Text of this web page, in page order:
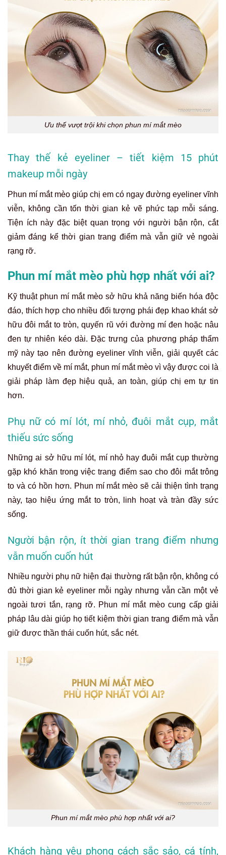
Ưu thế vượt trội khi chọn phun mí mắt mèo
Thay thế kẻ eyeliner – tiết kiệm 15 phút
makeup mỗi ngày
Phun mí mắt mèo giúp chị em có ngay đường eyeliner vĩnh
viễn, không cần tốn thời gian kẻ vẽ phức tạp mỗi sáng.
Tiện ích này đặc biệt quan trọng với người bận rộn, cắt
giảm đáng kể thời gian trang điểm mà vẫn giữ vẻ ngoài
rạng rỡ.
Phun mí mắt mèo phù hợp nhất với ai?
Kỹ thuật phun mí mắt mèo sở hữu khả năng biến hóa độc
đáo, thích hợp cho nhiều đối tượng phái đẹp khao khát sở
hữu đôi mắt to tròn, quyến rũ với đường mí đen hoặc nâu
đen tự nhiên kéo dài. Đặc trưng của phương pháp thẩm
mỹ này tạo nên đường eyeliner vĩnh viễn, giải quyết các
khuyết điểm về mí mắt, phun mí mắt mèo vì vậy được coi là
giải pháp làm đẹp hiệu quả, an toàn, giúp chị em tự tin
hơn.
Phụ nữ có mí lót, mí nhỏ, đuôi mắt cụp, mắt
thiếu sức sống
Những ai sở hữu mí lót, mí nhỏ hay đuôi mắt cụp thường
gặp khó khăn trong việc trang điểm sao cho đôi mắt trông
to và có hồn hơn. Phun mí mắt mèo sẽ cải thiện tình trạng
này, tạo hiệu ứng mắt to tròn, linh hoạt và tràn đầy sức
sống.
Người bận rộn, ít thời gian trang điểm nhưng
vẫn muốn cuốn hút
Nhiều người phụ nữ hiện đại thường rất bận rộn, không có
đủ thời gian kẻ eyeliner mỗi ngày nhưng vẫn cần một vẻ
ngoài tươi tắn, rạng rỡ. Phun mí mắt mèo cung cấp giải
pháp lâu dài giúp họ tiết kiệm thời gian trang điểm mà vẫn
giữ được thần thái cuốn hút, sắc nét.
Phun mí mắt mèo phù hợp nhất với ai?
Khách hàng yêu phong cách sắc sảo, cá tính,